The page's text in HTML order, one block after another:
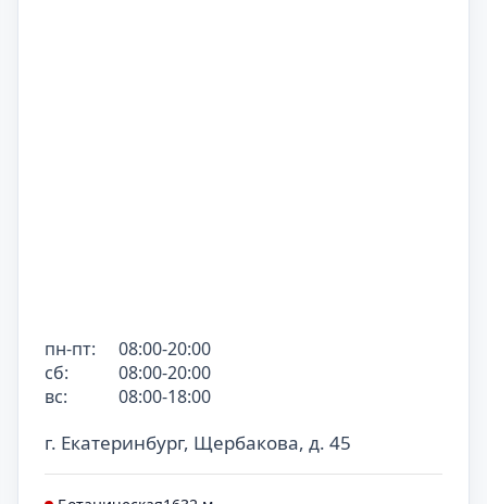
г. Екатеринбург, Щербакова, д. 45
пн-пт:
08:00-20:00
сб:
08:00-20:00
вс:
08:00-18:00